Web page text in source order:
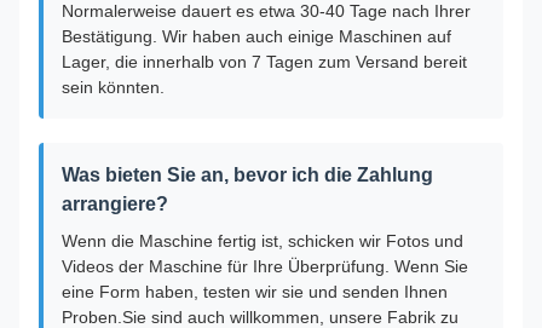
Normalerweise dauert es etwa 30-40 Tage nach Ihrer
Bestätigung. Wir haben auch einige Maschinen auf
Lager, die innerhalb von 7 Tagen zum Versand bereit
sein könnten.
Was bieten Sie an, bevor ich die Zahlung
arrangiere?
Wenn die Maschine fertig ist, schicken wir Fotos und
Videos der Maschine für Ihre Überprüfung. Wenn Sie
eine Form haben, testen wir sie und senden Ihnen
Proben.Sie sind auch willkommen, unsere Fabrik zu